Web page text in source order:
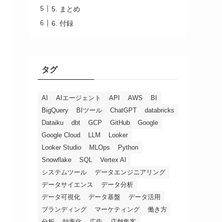
5. まとめ
6. 付録
タグ
AI AIエージェント API AWS
BI
BigQuery
BIツール ChatGPT
databricks
Dataiku
dbt GCP GitHub
Google
Google Cloud
LLM
Looker
Looker Studio
MLOps
Python
Snowflake
SQL
Vertex AI
システムツール
データエンジニアリング
データサイエンス
データ分析
データ可視化
データ基盤
データ活用
ブランディング
マーケティング
働き方